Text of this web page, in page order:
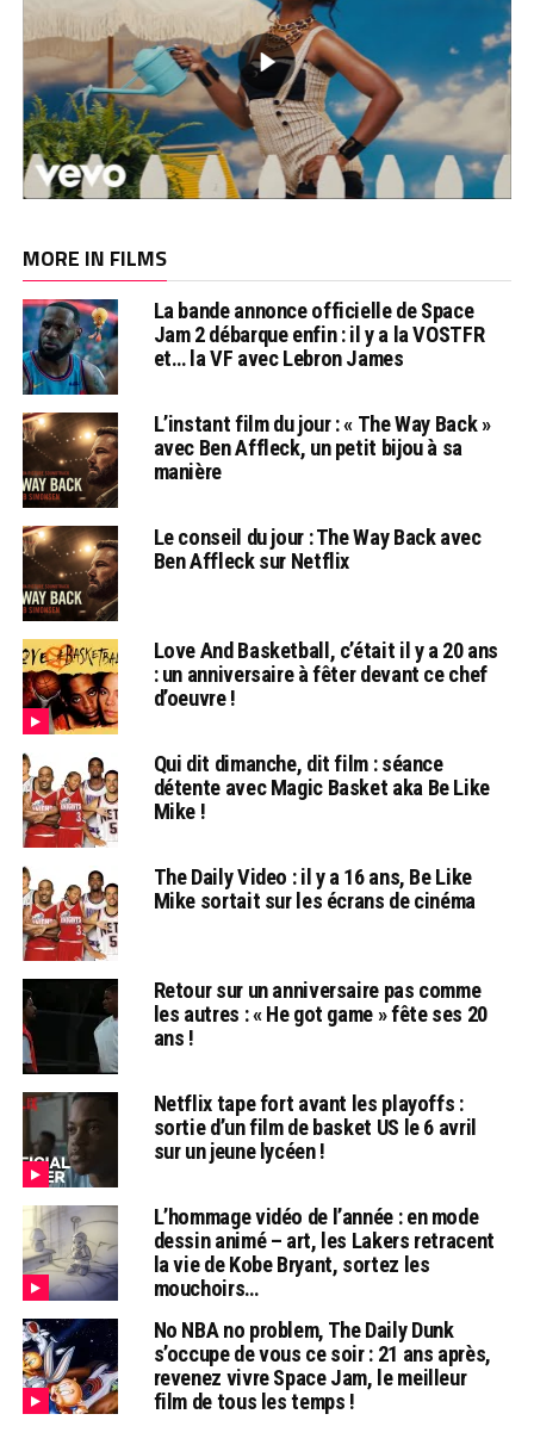
MORE IN FILMS
La bande annonce officielle de Space
Jam 2 débarque enfin : il y a la VOSTFR
et… la VF avec Lebron James
L’instant film du jour : « The Way Back »
avec Ben Affleck, un petit bijou à sa
manière
Le conseil du jour : The Way Back avec
Ben Affleck sur Netflix
Love And Basketball, c’était il y a 20 ans
: un anniversaire à fêter devant ce chef
d’oeuvre !
Qui dit dimanche, dit film : séance
détente avec Magic Basket aka Be Like
Mike !
The Daily Video : il y a 16 ans, Be Like
Mike sortait sur les écrans de cinéma
Retour sur un anniversaire pas comme
les autres : « He got game » fête ses 20
ans !
Netflix tape fort avant les playoffs :
sortie d’un film de basket US le 6 avril
sur un jeune lycéen !
L’hommage vidéo de l’année : en mode
dessin animé – art, les Lakers retracent
la vie de Kobe Bryant, sortez les
mouchoirs…
No NBA no problem, The Daily Dunk
s’occupe de vous ce soir : 21 ans après,
revenez vivre Space Jam, le meilleur
film de tous les temps !